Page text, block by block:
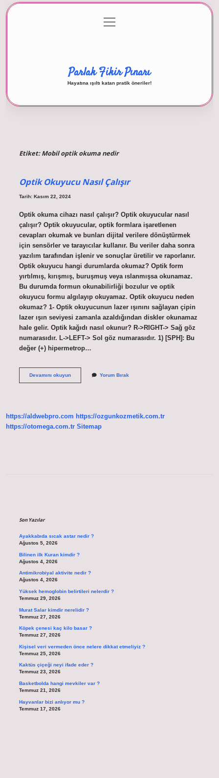
Gizlilik Politikası
menüyü
aç
Parlak Fikir Pınarı
Hayatına ışıltı katan pratik öneriler!
Etiket:Mobil optik okuma nedir
Optik Okuyucu Nasıl Çalışır
Tarih: Kasım 22, 2024
Optik okuma cihazı nasıl çalışır? Optik okuyucular nasıl
çalışır? Optik okuyucular, optik formlara işaretlenen
cevapları okumak ve bunları dijital verilere dönüştürmek
için sensörler ve tarayıcılar kullanır. Bu veriler daha sonra
yazılım tarafından işlenir ve sonuçlar üretilir ve raporlanır.
Optik okuyucu hangi durumlarda okumaz? Optik form
yırtılmış, kırışmış, buruşmuş veya ıslanmışsa okunamaz.
Bu durumda formun okunabilirliği bozulur ve optik
okuyucu formu algılayıp okuyamaz. Optik okuyucu neden
okumaz? 1- Optik okuyucunun lazer ışınını sağlayan çipin
lazer ışın seviyesi zamanla azaldığından diskler okunamaz
hale gelir. Optik kağıdı nasıl okunur? R->RIGHT-> Sağ göz
numarasıdır. L->LEFT-> Sol göz numarasıdır. 1) [SPH]: Bu
değer (+) hipermetrop…
Devamını okuyunOptik
Yorum Bırak
https://aldwebpro.com https://ozgunkozmetik.com.tr
https://otomega.com.tr Sitemap
Son Yazılar
Ayakkabıda sıcak astar nedir ?
Ağustos 5, 2026
Bilinen ilk Kuran kimdir ?
Ağustos 4, 2026
Antimikrobiyal aktivite nedir ?
Ağustos 4, 2026
Yüksek hemoglobin belirtileri nelerdir ?
Temmuz 29, 2026
Murat Salar kimdir nerelidir ?
Temmuz 27, 2026
Köpek çenesi kaç kilo basar ?
Temmuz 27, 2026
Kişisel veri vermeden önce nelere dikkat etmeliyiz ?
Temmuz 25, 2026
Kaktüs çiçeği neyi ifade eder ?
Temmuz 23, 2026
Basketbolda hangi mevkiler var ?
Temmuz 21, 2026
Hayvanlar bizi anlıyor mu ?
Temmuz 17, 2026